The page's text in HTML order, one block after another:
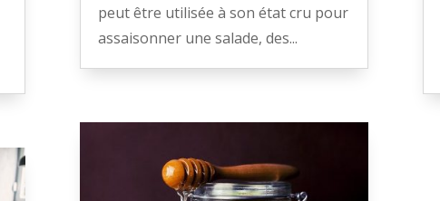
peut être utilisée à son état cru pour
assaisonner une salade, des...